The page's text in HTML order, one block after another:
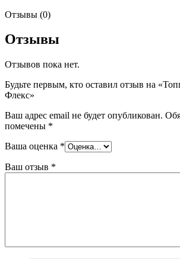
Отзывы (0)
Отзывы
Отзывов пока нет.
Будьте первым, кто оставил отзыв на
Флекс»
Ваш адрес email не будет опубликован.
помечены *
Ваша оценка *
Ваш отзыв *